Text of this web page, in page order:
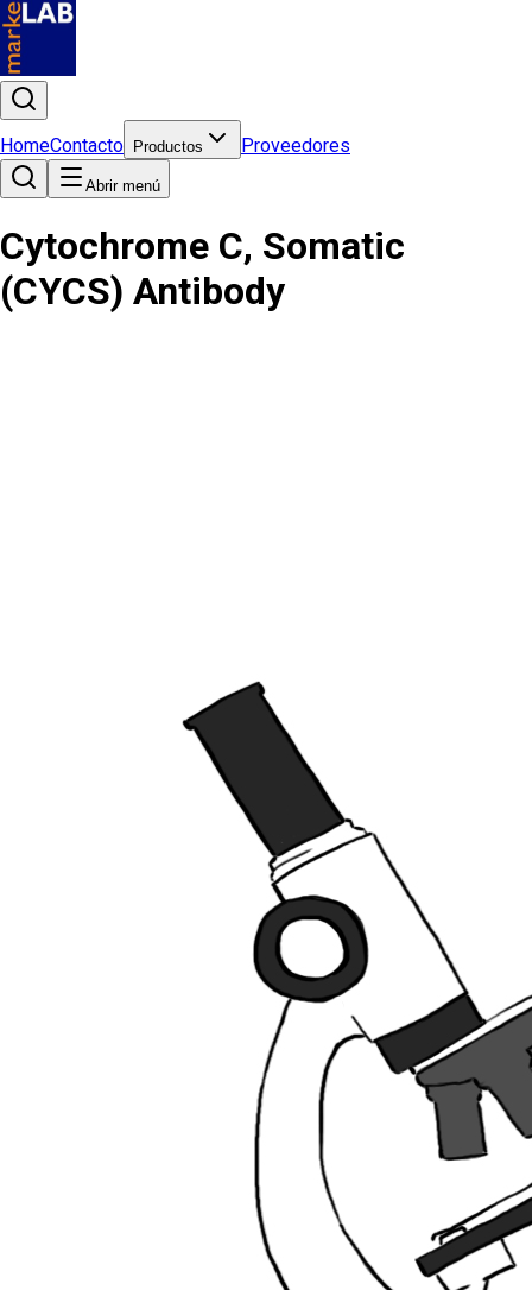
HomeContacto Productos Proveedores
Abrir menú
Cytochrome C, Somatic
(CYCS) Antibody